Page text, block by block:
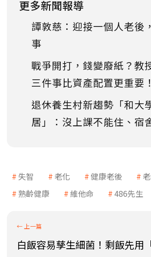
更多新聞報導
譚敦慈：迎接一個人老後
事
戰爭開打，錢變廢紙？教
三件事比資產配置更重要！
退休養生村新趨勢「和大
居」：沒上課不能住、宿
失智 老化 健康老後
熟齡健康
維他命 486先生
白飯容易孳生細菌！剩飯先用